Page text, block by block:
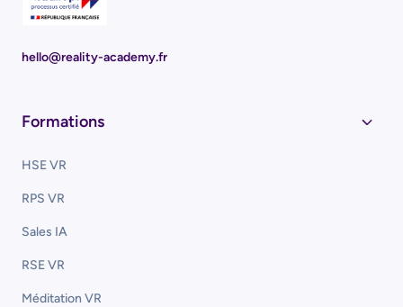
hello@reality-academy.fr
Formations
HSE VR
RPS VR
Sales IA
RSE VR
Méditation VR